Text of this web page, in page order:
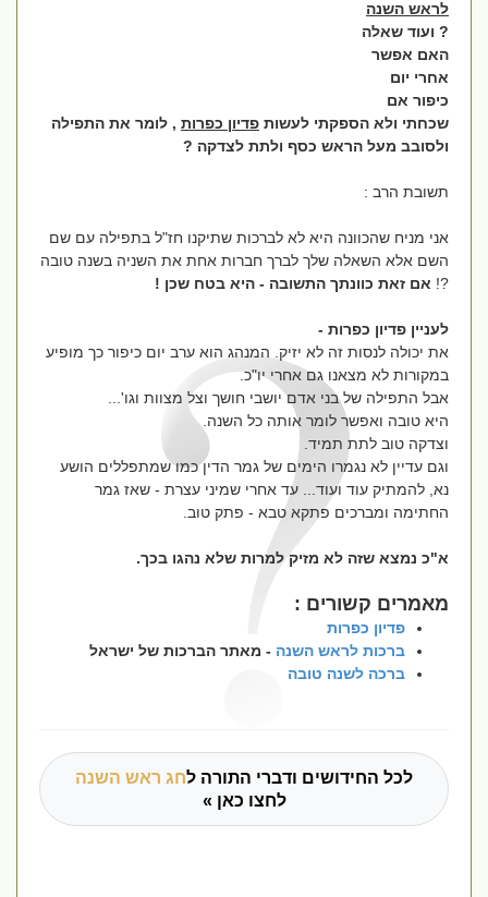
לראש השנה
? ועוד שאלה
האם אפשר
אחרי יום
כיפור אם
שכחתי ולא הספקתי לעשותפדיון כפרות, לומר את התפילה
ולסובב מעל הראש כסף ולתת לצדקה ?
תשובת הרב :
אני מניח שהכוונה היא לא לברכות שתיקנו חז"ל בתפילה עם שם
השם אלא השאלה שלך לברך חברות אחת את השניה בשנה טובה
?!אם זאת כוונתך התשובה - היא בטח שכן !
לעניין פדיון כפרות -
את יכולה לנסות זה לא יזיק. המנהג הוא ערב יום כיפור כך מופיע
במקורות לא מצאנו גם אחרי יו"כ.
אבל התפילה של בני אדם יושבי חושך וצל מצוות וגו'...
היא טובה ואפשר לומר אותה כל השנה.
וצדקה טוב לתת תמיד.
וגם עדיין לא נגמרו הימים של גמר הדין כמו שמתפללים הושע
נא, להמתיק עוד ועוד... עד אחרי שמיני עצרת - שאז גמר
החתימה ומברכים פתקא טבא - פתק טוב.
א"כ נמצא שזה לא מזיק למרות שלא נהגו בכך.
מאמרים קשורים :
פדיון כפרות
ברכות לראש השנה- מאתר הברכות של ישראל
ברכה לשנה טובה
לכל החידושים ודברי התורה לחג ראש השנה
לחצו כאן »